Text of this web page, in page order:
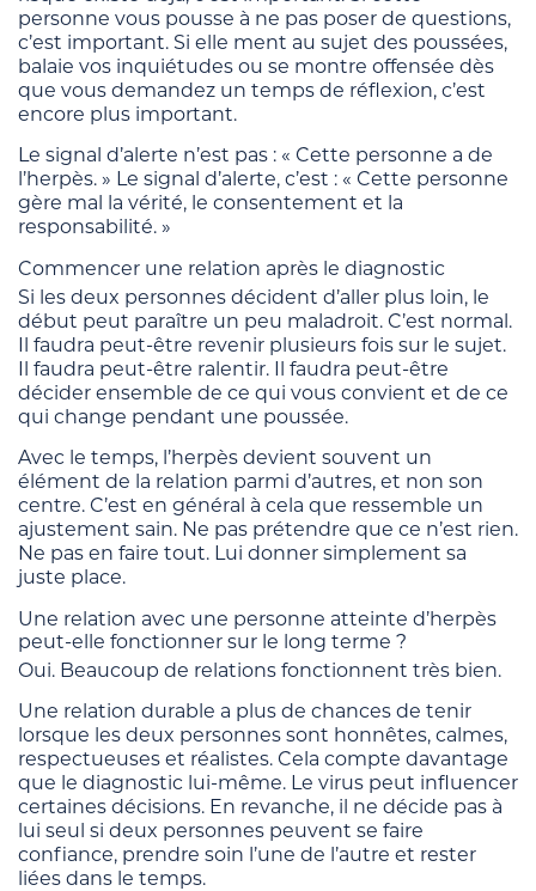
personne vous pousse à ne pas poser de questions,
c’est important. Si elle ment au sujet des poussées,
balaie vos inquiétudes ou se montre offensée dès
que vous demandez un temps de réflexion, c’est
encore plus important.
Le signal d’alerte n’est pas : « Cette personne a de
l’herpès. » Le signal d’alerte, c’est : « Cette personne
gère mal la vérité, le consentement et la
responsabilité. »
Commencer une relation après le diagnostic
Si les deux personnes décident d’aller plus loin, le
début peut paraître un peu maladroit. C’est normal.
Il faudra peut-être revenir plusieurs fois sur le sujet.
Il faudra peut-être ralentir. Il faudra peut-être
décider ensemble de ce qui vous convient et de ce
qui change pendant une poussée.
Avec le temps, l’herpès devient souvent un
élément de la relation parmi d’autres, et non son
centre. C’est en général à cela que ressemble un
ajustement sain. Ne pas prétendre que ce n’est rien.
Ne pas en faire tout. Lui donner simplement sa
juste place.
Une relation avec une personne atteinte d’herpès
peut-elle fonctionner sur le long terme ?
Oui. Beaucoup de relations fonctionnent très bien.
Une relation durable a plus de chances de tenir
lorsque les deux personnes sont honnêtes, calmes,
respectueuses et réalistes. Cela compte davantage
que le diagnostic lui-même. Le virus peut influencer
certaines décisions. En revanche, il ne décide pas à
lui seul si deux personnes peuvent se faire
confiance, prendre soin l’une de l’autre et rester
liées dans le temps.